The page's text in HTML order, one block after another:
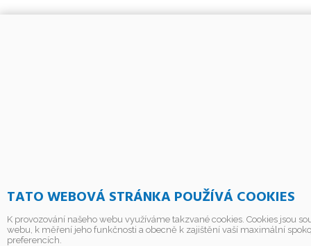
TATO WEBOVÁ STRÁNKA POUŽÍVÁ COOKIES
K provozování našeho webu využíváme takzvané cookies. Cookies jsou
webu, k měření jeho funkčnosti a obecně k zajištění vaší maximální
preferencích.